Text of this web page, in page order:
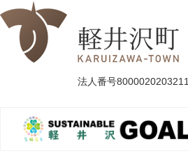
法人番号8000020203211